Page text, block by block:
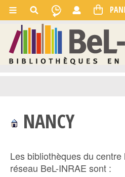
NANCY
Les bibliothèques du
réseau BeL-INRAE sont :